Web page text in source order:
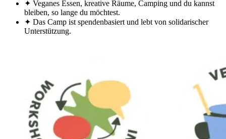
✦ Veganes Essen, kreative Räume, Camping und du kannst
bleiben, so lange du möchtest.
✦ Das Camp ist spendenbasiert und lebt von solidarischer
Unterstützung.